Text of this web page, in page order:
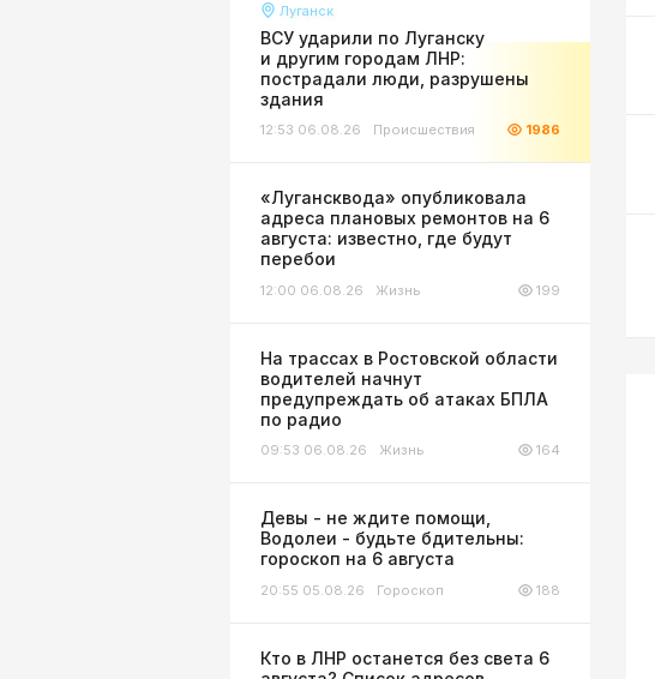
Луганск
ВСУ ударили по Луганску
и другим городам ЛНР:
пострадали люди, разрушены
здания
12:53 06.08.26 Происшествия 1986
«Лугансквода» опубликовала
адреса плановых ремонтов на 6
августа: известно, где будут
перебои
12:00 06.08.26 Жизнь 199
На трассах в Ростовской области
водителей начнут
предупреждать об атаках БПЛА
по радио
09:53 06.08.26 Жизнь 164
Девы - не ждите помощи,
Водолеи - будьте бдительны:
гороскоп на 6 августа
20:55 05.08.26 Гороскоп 188
Кто в ЛНР останется без света 6